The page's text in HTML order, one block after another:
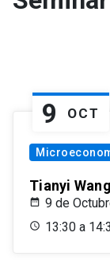
9 OCT
Tianyi
9 de
13:30 a